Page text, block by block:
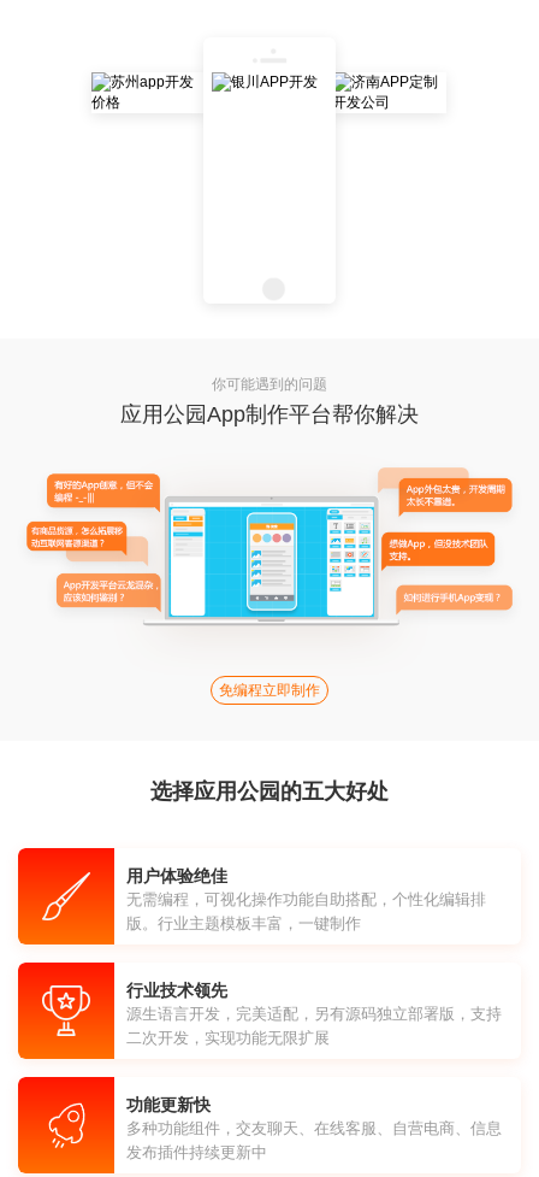
你可能遇到的问题
应用公园App制作平台帮你解决
免编程立即制作
选择应用公园的五大好处
用户体验绝佳
无需编程，可视化操作功能自助搭配，个性化编辑排
版。行业主题模板丰富，一键制作
行业技术领先
源生语言开发，完美适配，另有源码独立部署版，支持
二次开发，实现功能无限扩展
功能更新快
多种功能组件，交友聊天、在线客服、自营电商、信息
发布插件持续更新中